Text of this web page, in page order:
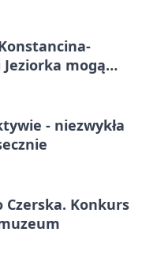
Jeziorka mogą
- niezwykła
Czerska. Konkurs